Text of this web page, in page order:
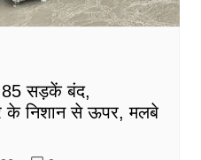
85 सड़कें बंद,
के निशान से ऊपर, मलबे